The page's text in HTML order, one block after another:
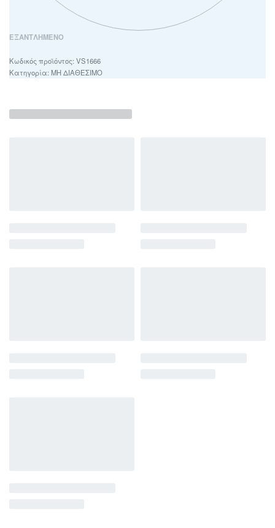
ΕΞΑΝΤΛΗΜΈΝΟ
VS1666
Κατηγορία: ΜΗ ΔΙΑΘΕΣΙΜΟ